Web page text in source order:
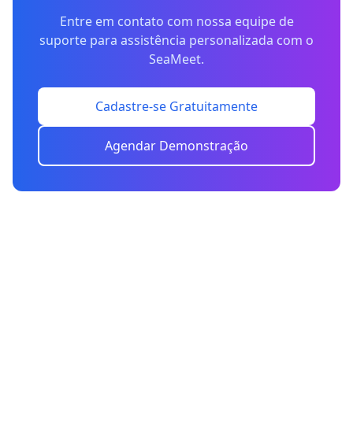
Entre em contato com nossa equipe de
suporte para assistência personalizada com o
SeaMeet.
Cadastre-se Gratuitamente
Agendar Demonstração